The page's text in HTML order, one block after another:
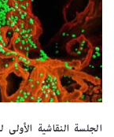
الجلسة النقاشية